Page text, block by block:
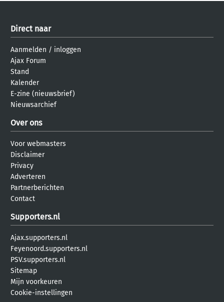
Direct naar
Aanmelden / inloggen
Ajax Forum
Stand
Kalender
E-zine (nieuwsbrief)
Nieuwsarchief
Over ons
Voor webmasters
Disclaimer
Privacy
Adverteren
Partnerberichten
Contact
Supporters.nl
Ajax.supporters.nl
Feyenoord.supporters.nl
PSV.supporters.nl
Sitemap
Mijn voorkeuren
Cookie-instellingen